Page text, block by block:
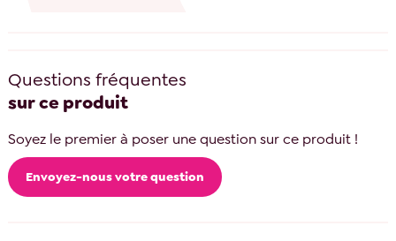
Questions fréquentes
sur ce produit
Soyez le premier à poser une question sur ce produit !
Envoyez-nous votre question